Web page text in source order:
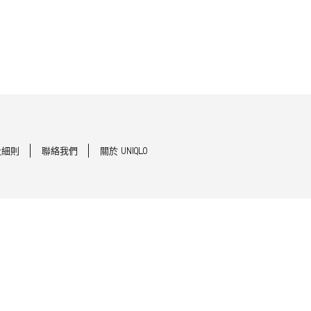
則 聯絡我們 關於 UNIQLO